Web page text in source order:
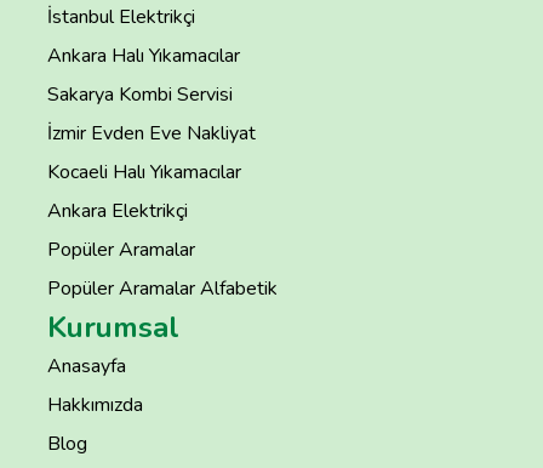
İstanbul Elektrikçi
Ankara Halı Yıkamacılar
Sakarya Kombi Servisi
İzmir Evden Eve Nakliyat
Kocaeli Halı Yıkamacılar
Ankara Elektrikçi
Popüler Aramalar
Popüler Aramalar Alfabetik
Kurumsal
Anasayfa
Hakkımızda
Blog